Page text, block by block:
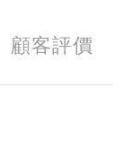
顧客評價